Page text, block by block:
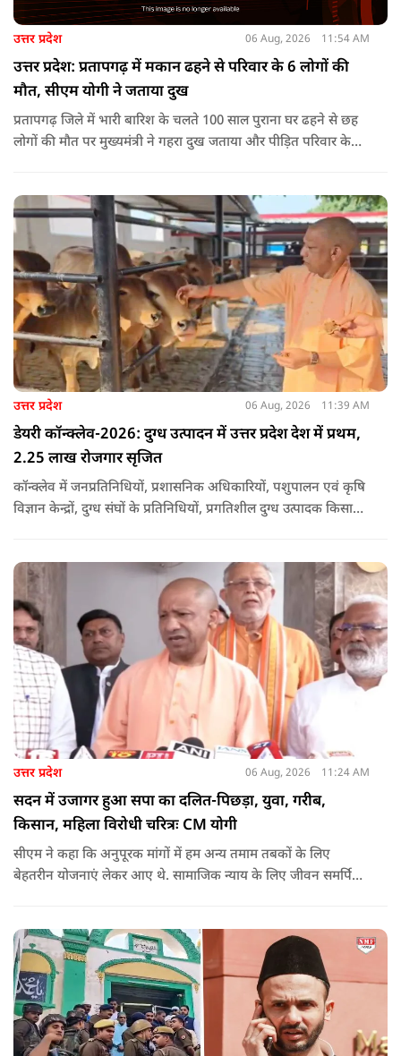
उत्तर प्रदेश 06 Aug, 2026 11:54 AM
उत्तर प्रदेश: प्रतापगढ़ में मकान ढहने से परिवार के 6 लोगों की
मौत, सीएम योगी ने जताया दुख
प्रतापगढ़ जिले में भारी बारिश के चलते 100 साल पुराना घर ढहने से छह
लोगों की मौत पर मुख्यमंत्री ने गहरा दुख जताया और पीड़ित परिवार के
उत्तर प्रदेश 06 Aug, 2026 11:39 AM
डेयरी कॉन्क्लेव-2026: दुग्ध उत्पादन में उत्तर प्रदेश देश में प्रथम,
2.25 लाख रोजगार सृजित
कॉन्क्लेव में जनप्रतिनिधियों, प्रशासनिक अधिकारियों, पशुपालन एवं कृषि
विज्ञान केन्द्रों, दुग्ध संघों के प्रतिनिधियों, प्रगतिशील दुग्ध उत्पादक किसानों,
उत्तर प्रदेश 06 Aug, 2026 11:24 AM
सदन में उजागर हुआ सपा का दलित-पिछड़ा, युवा, गरीब,
किसान, महिला विरोधी चरित्रः CM योगी
सीएम ने कहा कि अनुपूरक मांगों में हम अन्य तमाम तबकों के लिए
बेहतरीन योजनाएं लेकर आए थे. सामाजिक न्याय के लिए जीवन समर्पित
अहिल्या बाई होल्कर आदि की मूर्तियों पर छाजन, पार्क, बाउंड्रीवाल के
लिए हमने 407 करोड़ रुपये का प्रावधान किया है. यह बजट पास न हो,
इसके लिए समाजवादी पार्टी ने सदन की कार्यवाही को बाधित किया और
लगातार व्यवधान पैदा करने का प्रयास किया.